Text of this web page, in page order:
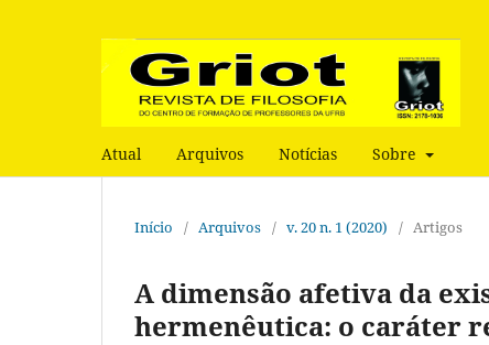
Atual Arquivos Notícias Sobre
Início / Arquivos / v. 20 n. 1 (2020) / Artigos
A dimensão afetiva da
hermenêutica: o caráter